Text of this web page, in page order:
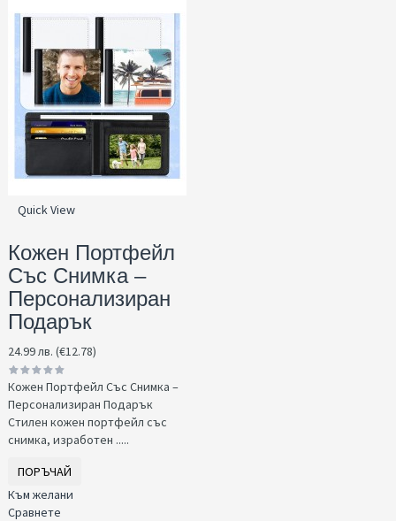
Quick View
Кожен Портфейл
Със Снимка –
Персонализиран
Подарък
24.99 лв. (€12.78)
Кожен Портфейл Със Снимка –
Персонализиран Подарък
Стилен кожен портфейл със
снимка, изработен .....
ПОРЪЧАЙ
Към желани
Сравнете